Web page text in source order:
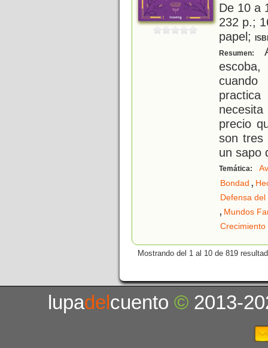
De 10 a
232 p.;
papel;
Resumen:
precio
son tres
un sapo
Temática:
Bondad ,
Defensa
, Mundos
Crecimiento
Mostrando del 1 al 10 de 819
lupadelcuento© 2013-